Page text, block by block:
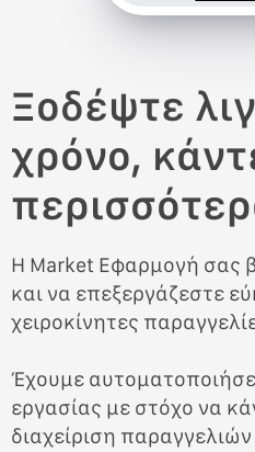
Ξοδέψτε
χρόνο,
Η Market Εφαρμογή σας
και να επεξεργάζεστε
χειροκίνητες
Έχουμε
εργασίας με στόχο να
διαχείριση